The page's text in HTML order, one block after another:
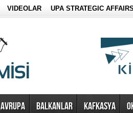
VIDEOLAR UPA STRATEGIC AFFAIRS
AVRUPA BALKANLAR KAFKASYA